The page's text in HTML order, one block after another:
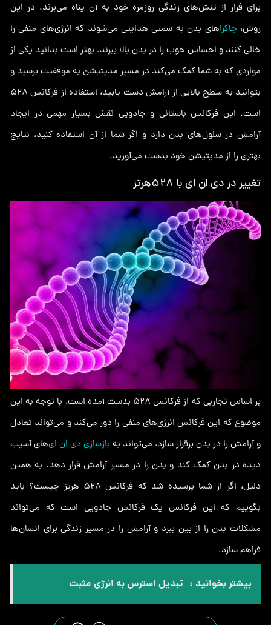
برای فرار از تنش‌های زندگی روزمره خود به آن پناه می‌برند. در این
روش، چاکراهای بدن به سمتی هدایتی می‌شوند که انرژی‌های منفی را
خالی کنند و احساس خوب را در بدن بالا ببرند. بهتر است بدانید یکی از
مواردی که به شما کمک می‌کند در مسیر مدیتیشن به موفقیت برسید و
بتوانید به سطح بالایی از آرامش دست یابید، استفاده از فرکانس 528
است. این فرکانس باستانی و جادویی نقش بسیار مهمی در ایجاد
آرامش در سلول‌های بدن دارد و اگر شما از آن استفاده کنید، نتایج
بهتری را از مدیتیشن خود بدست می‌آورید.
تغییر در دی ان ای با 528هرتز
بر اساس تجاربی که از فرکانس 528 بدست آمده است، با توجه به این
موضوع که این فرکانس انرژی‌های منفی را دور می‌کند و می‌تواند تعادل
و آرامش را در بدن برقرار سازد، می‌تواند به بازسازی دی ان ای‌های آسیب
دیده در بدن کمک کند و بدن را در مسیر آرامش قرار دهد. به همین
دلیل، اگر از شما پرسیده شد که فرکانس 528 هرتز چیست؟ باید
بگوییم که این فرکانس یک فرکانس جادویی است که می‌تواند
مشکلات بدن را از بین ببرد و آرامش را در مسیر زندگی برای انسان‌ها
فراهم سازد.
بیشتر بخوانید : تبدیل استرس به انرژی مثبت